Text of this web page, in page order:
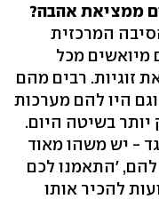
ממציאת אהבה?
המרכזית
מיואשים מכל
זוגיות. רבים מהם
וגם היו להם מערכות
בשיטה היום.
- יש משהו מאוד
להם, 'התאמנו לכם
להכיר אותו